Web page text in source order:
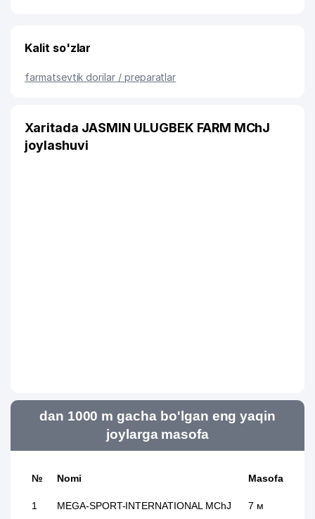
Kalit so'zlar
farmatsevtik dorilar / preparatlar
Xaritada JASMIN ULUGBEK FARM MChJ
joylashuvi
dan 1000 m gacha bo'lgan eng yaqin
joylarga masofa
№ Nomi Masofa
1 MEGA-SPORT-INTERNATIONAL MChJ 7 м